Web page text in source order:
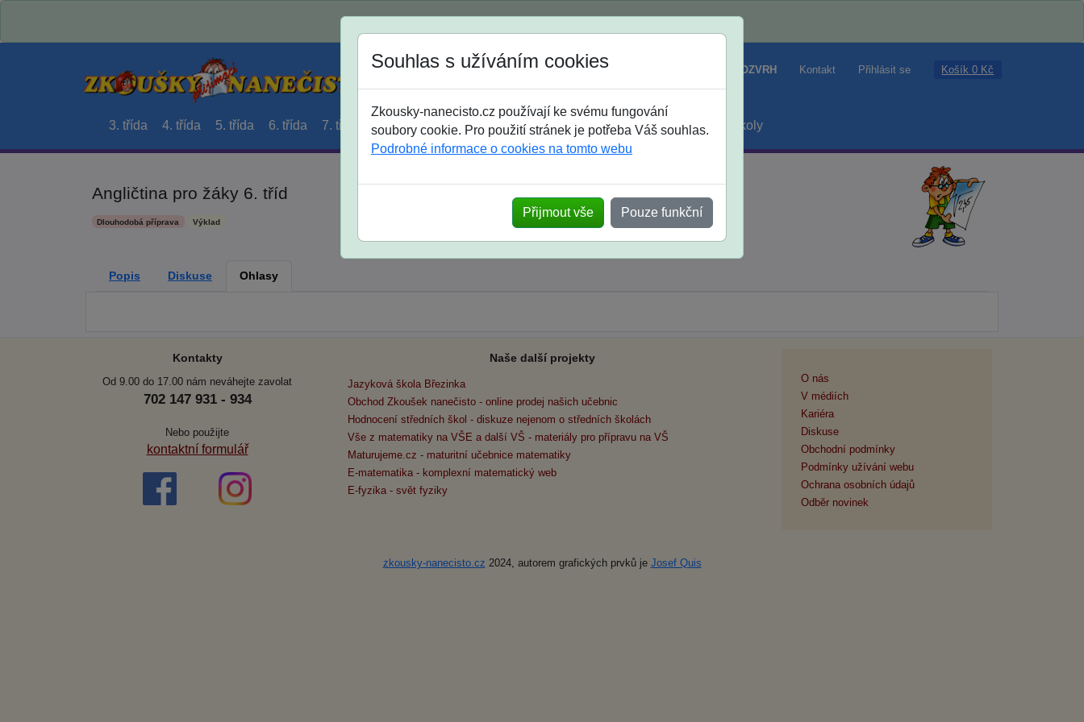
Jak si vybrat ROZVRH Kontakt Přihlásit se Košík 0 Kč
3. třída 4. třída 5. třída 6. třída 7. třída 8. třída 9. třída střední maturanti soutěže prázdniny školy
Angličtina pro žáky 6. tříd
Dlouhodobá příprava Výklad
Popis Diskuse Ohlasy
Souhlas s užíváním cookies
Zkousky-nanecisto.cz používají ke svému fungování
soubory cookie. Pro použití stránek je potřeba Váš souhlas.
Podrobné informace o cookies na tomto webu
Přijmout vše Pouze funkční
Kontakty
Od 9.00 do 17.00 nám neváhejte zavolat
702 147 931 - 934
Nebo použijte
kontaktní formulář
Naše další projekty
Jazyková škola Březinka
Obchod Zkoušek nanečisto - online prodej našich učebnic
Hodnocení středních škol - diskuze nejenom o středních školách
Vše z matematiky na VŠE a další VŠ - materiály pro přípravu na VŠ
Maturujeme.cz - maturitní učebnice matematiky
E-matematika - komplexní matematický web
E-fyzika - svět fyziky
O nás
V médiích
Kariéra
Diskuse
Obchodní podmínky
Podmínky užívání webu
Ochrana osobních údajů
Odběr novinek
zkousky-nanecisto.cz 2024, autorem grafických prvků je Josef Quis